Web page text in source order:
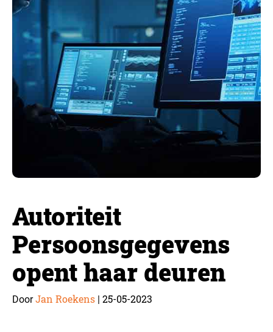
Autoriteit
Persoonsgegevens
opent haar deuren
DoorJan Roekens | 25-05-2023